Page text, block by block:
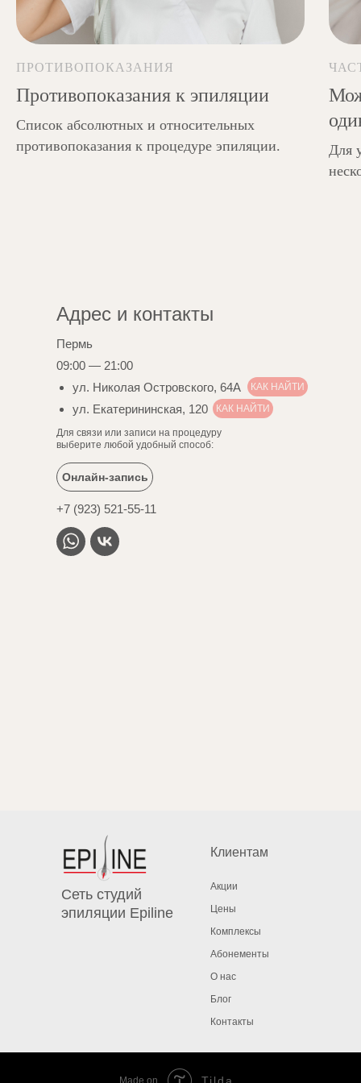
помощью шугаринга, эпилятора, воска,
пинцета.
ПРОТИВОПОКАЗАНИЯ
Противопоказания к эпиляции
Список абсолютных и относительных
противопоказания к процедуре эпиляции.
Для
+7 (923) 521-55-11
Онлайн-запись
Пермь
09:00 — 21:00
ул. Николая Островского, 64А
ул. Екатерининская, 120
Адрес и контакты
Для связи или записи на процедуру
выберите любой удобный способ:
КАК НАЙТИ
КАК НАЙТИ
Контакты
Блог
О нас
Абонементы
Комплексы
Цены
Акции
Клиентам
Сеть студий
эпиляции Epiline
Made on